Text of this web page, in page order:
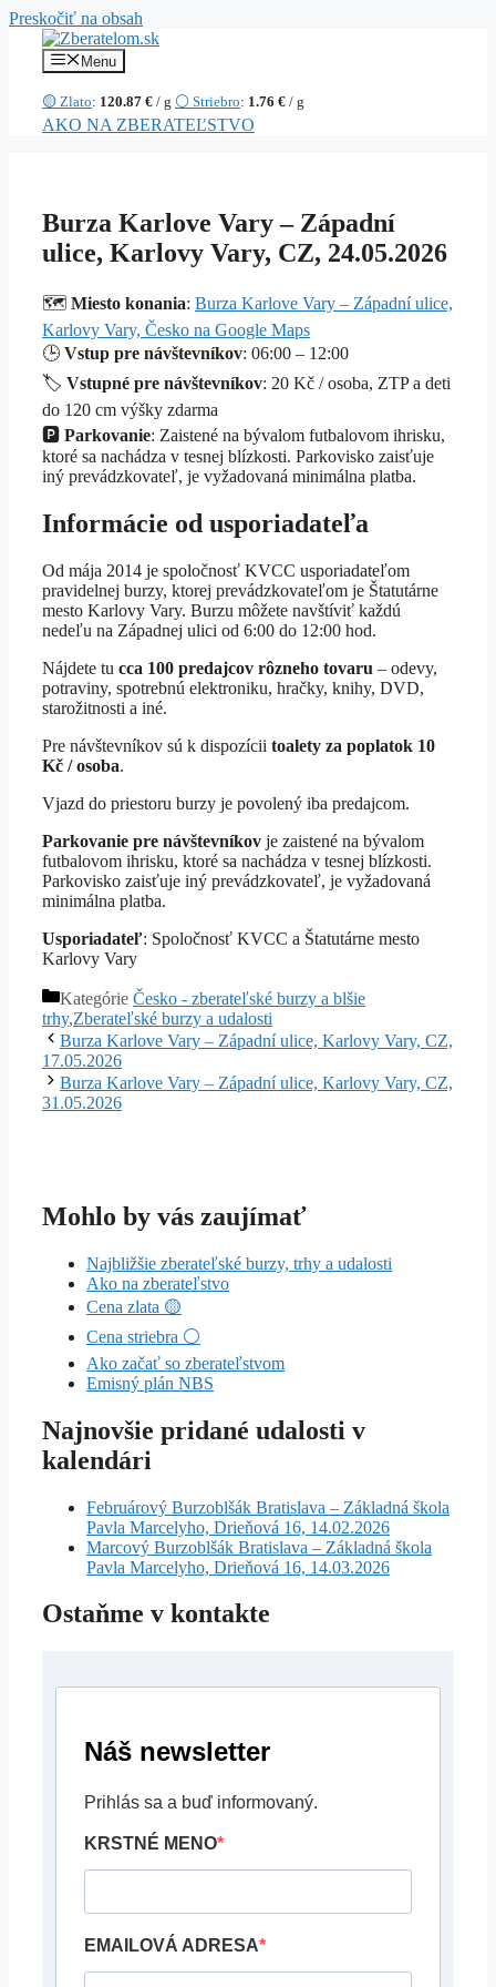
Preskočiť na obsah
Menu
🟡 Zlato: 120.87 € / g ⚪ Striebro: 1.76 € / g
AKO NA ZBERATEĽSTVO
Burza Karlove Vary – Západní
ulice, Karlovy Vary, CZ, 24.05.2026
🗺️ Miesto konania: Burza Karlove Vary – Západní ulice,
Karlovy Vary, Česko na Google Maps
🕒 Vstup pre návštevníkov: 06:00 – 12:00
🏷️ Vstupné pre návštevníkov: 20 Kč / osoba, ZTP a deti
do 120 cm výšky zdarma
🅿️ Parkovanie: Zaistené na bývalom futbalovom ihrisku,
ktoré sa nachádza v tesnej blízkosti. Parkovisko zaisťuje
iný prevádzkovateľ, je vyžadovaná minimálna platba.
Informácie od usporiadateľa
Od mája 2014 je spoločnosť KVCC usporiadateľom
pravidelnej burzy, ktorej prevádzkovateľom je Štatutárne
mesto Karlovy Vary. Burzu môžete navštíviť každú
nedeľu na Západnej ulici od 6:00 do 12:00 hod.
Nájdete tu cca 100 predajcov rôzneho tovaru – odevy,
potraviny, spotrebnú elektroniku, hračky, knihy, DVD,
starožitnosti a iné.
Pre návštevníkov sú k dispozícii toalety za poplatok 10
Kč / osoba.
Vjazd do priestoru burzy je povolený iba predajcom.
Parkovanie pre návštevníkov je zaistené na bývalom
futbalovom ihrisku, ktoré sa nachádza v tesnej blízkosti.
Parkovisko zaisťuje iný prevádzkovateľ, je vyžadovaná
minimálna platba.
Usporiadateľ: Spoločnosť KVCC a Štatutárne mesto
Karlovy Vary
Kategórie Česko - zberateľské burzy a blšie
trhy,Zberateľské burzy a udalosti
Burza Karlove Vary – Západní ulice, Karlovy Vary, CZ,
17.05.2026
Burza Karlove Vary – Západní ulice, Karlovy Vary, CZ,
31.05.2026
Mohlo by vás zaujímať
Najbližšie zberateľské burzy, trhy a udalosti
Ako na zberateľstvo
Cena zlata 🟡
Cena striebra ⚪
Ako začať so zberateľstvom
Emisný plán NBS
Najnovšie pridané udalosti v
kalendári
Februárový Burzoblšák Bratislava – Základná škola
Pavla Marcelyho, Drieňová 16, 14.02.2026
Marcový Burzoblšák Bratislava – Základná škola
Pavla Marcelyho, Drieňová 16, 14.03.2026
Ostaňme v kontakte
Náš newsletter
Prihlás sa a buď informovaný.
KRSTNÉ MENO
EMAILOVÁ ADRESA